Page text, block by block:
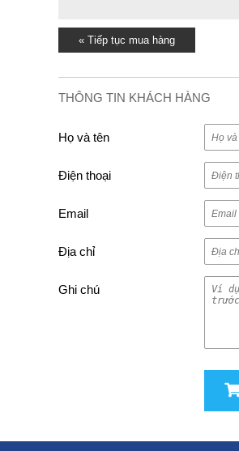
« Tiếp tục mua hàng
THÔNG TIN KHÁCH HÀNG
Họ và tên
Điện thoại
Email
Địa chỉ
Ghi chú